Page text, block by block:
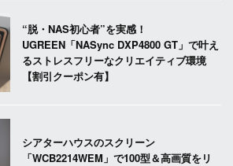
“脱・NAS初心者”を実感！
UGREEN「NASync DXP4800 GT」で叶え
るストレスフリーなクリエイティブ環境
【割引クーポン有】
シアターハウスのスクリーン
「WCB2214WEM」で100型＆高画質をリ